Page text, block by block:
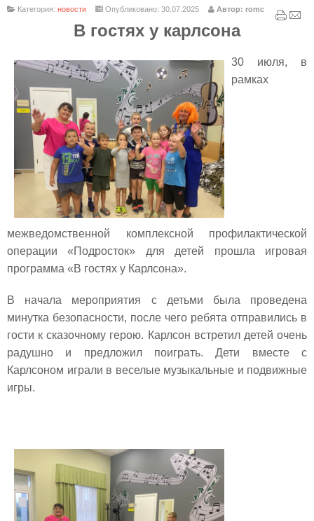
Категория: новости Опубликовано: 30.07.2025 Автор: romc
В гостях у карлсона
30 июля, в
рамках
межведомственной комплексной профилактической
операции «Подросток» для детей прошла игровая
программа «В гостях у Карлсона».
В начала мероприятия с детьми была проведена
минутка безопасности, после чего ребята отправились в
гости к сказочному герою. Карлсон встретил детей очень
радушно и предложил поиграть. Дети вместе с
Карлсоном играли в веселые музыкальные и подвижные
игры.